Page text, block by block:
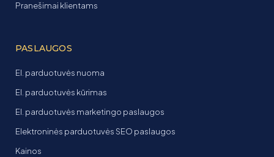
Pranešimai klientams
PASLAUGOS
El. parduotuvės nuoma
El. parduotuvės kūrimas
El. parduotuvės marketingo paslaugos
Elektroninės parduotuvės SEO paslaugos
Kainos